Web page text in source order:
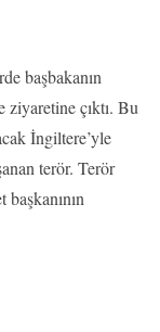
başbakanın
ziyaretine çıktı. Bu
İngiltere’yle
terör. Terör